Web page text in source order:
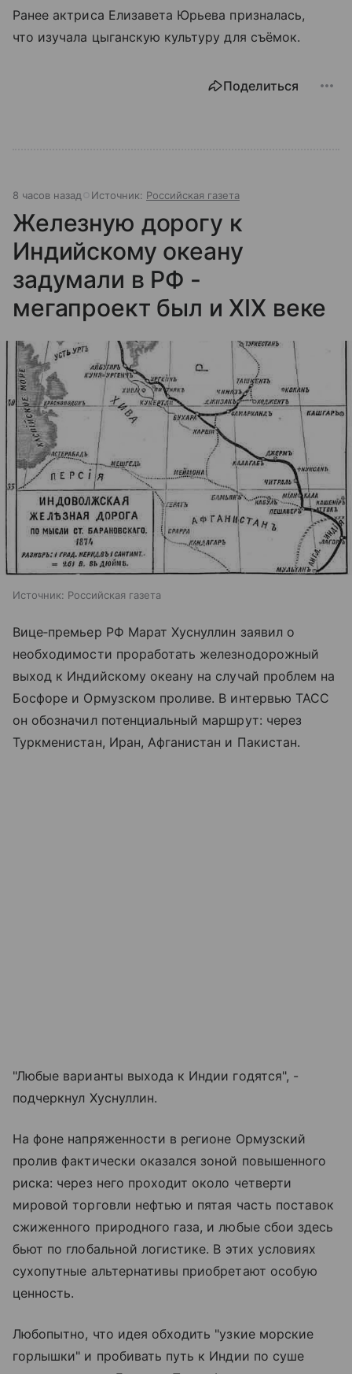
Ранее актриса Елизавета Юрьева призналась,
что изучала цыганскую культуру для съёмок.
Поделиться
8 часов назад Источник: Российская газета
Железную дорогу к
Индийскому океану
задумали в РФ -
мегапроект был и XIX веке
Источник: Российская газета
Вице‑премьер РФ Марат Хуснуллин заявил о
необходимости проработать железнодорожный
выход к Индийскому океану на случай проблем на
Босфоре и Ормузском проливе. В интервью ТАСС
он обозначил потенциальный маршрут: через
Туркменистан, Иран, Афганистан и Пакистан.
"Любые варианты выхода к Индии годятся", -
подчеркнул Хуснуллин.
На фоне напряженности в регионе Ормузский
пролив фактически оказался зоной повышенного
риска: через него проходит около четверти
мировой торговли нефтью и пятая часть поставок
сжиженного природного газа, и любые сбои здесь
бьют по глобальной логистике. В этих условиях
сухопутные альтернативы приобретают особую
ценность.
Любопытно, что идея обходить "узкие морские
горлышки" и пробивать путь к Индии по суше